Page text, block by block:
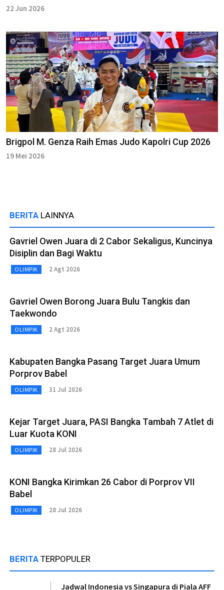
22 Jun 2026
Brigpol M. Genza Raih Emas Judo Kapolri Cup 2026
19 Mei 2026
BERITA LAINNYA
Gavriel Owen Juara di 2 Cabor Sekaligus, Kuncinya
Disiplin dan Bagi Waktu
OLIMPIK 2 Agt 2026
Gavriel Owen Borong Juara Bulu Tangkis dan
Taekwondo
OLIMPIK 2 Agt 2026
Kabupaten Bangka Pasang Target Juara Umum
Porprov Babel
OLIMPIK 31 Jul 2026
Kejar Target Juara, PASI Bangka Tambah 7 Atlet di
Luar Kuota KONI
OLIMPIK 28 Jul 2026
KONI Bangka Kirimkan 26 Cabor di Porprov VII
Babel
OLIMPIK 28 Jul 2026
BERITA TERPOPULER
Jadwal Indonesia vs Singapura di Piala AFF